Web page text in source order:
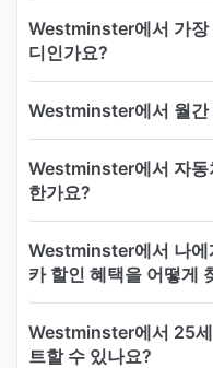
Westminster에서 가장
디인가요?
Westminster에서 월간
Westminster에서 자동
한가요?
Westminster에서 나에
카 할인 혜택을 어떻게
Westminster에서 25
트할 수 있나요?